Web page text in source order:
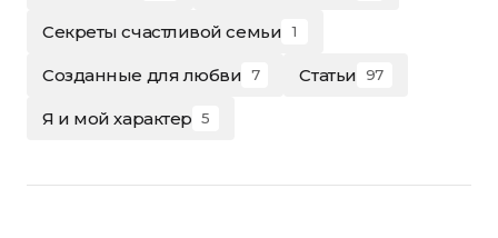
Секреты счастливой семьи 1
Созданные для любви 7 Статьи 97
Я и мой характер 5